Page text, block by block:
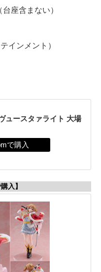
座含まない）
インメント）
ュースタァライト 大場
入】